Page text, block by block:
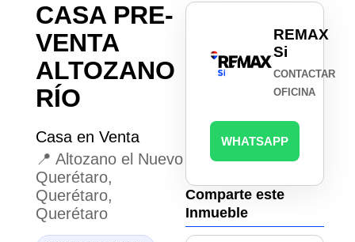
CASA PRE-
VENTA
ALTOZANO
RÍO
Casa en Venta
📍 Altozano el Nuevo
Querétaro,
Querétaro,
Querétaro
REMAX
Si
CONTACTAR
OFICINA
WHATSAPP
Comparte este
Inmueble